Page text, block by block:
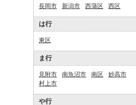
長岡市 新潟市 西蒲区 西区
は行
東区
ま行
見附市 南魚沼市 南区
妙高市
村上市
や行